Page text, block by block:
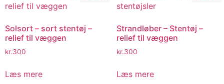
Solsort – sort stentøj –
relief til væggen
kr.300
Læs mere
Strandløber – Stentøj –
relief til væggen
kr.300
Læs mere